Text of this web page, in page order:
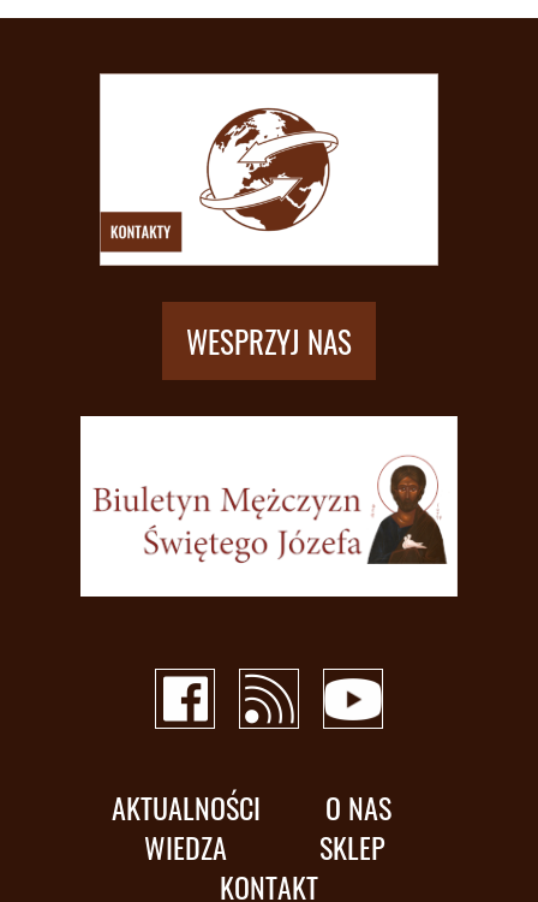
WESPRZYJ NAS
AKTUALNOŚCI
O NAS
WIEDZA
SKLEP
KONTAKT